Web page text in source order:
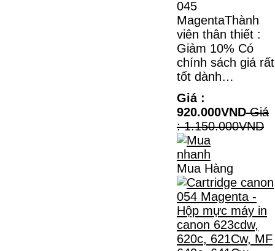
045
MagentaThành
viên thân thiết :
Giảm 10% Có
chính sách giá rất
tốt dành…
Giá :
920.000VNDGiá
: 1.150.000VND
Mua Hàng